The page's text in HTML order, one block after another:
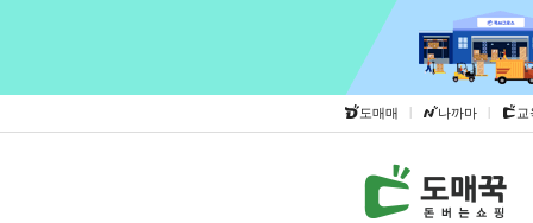
도매매 | 나까마 | 교